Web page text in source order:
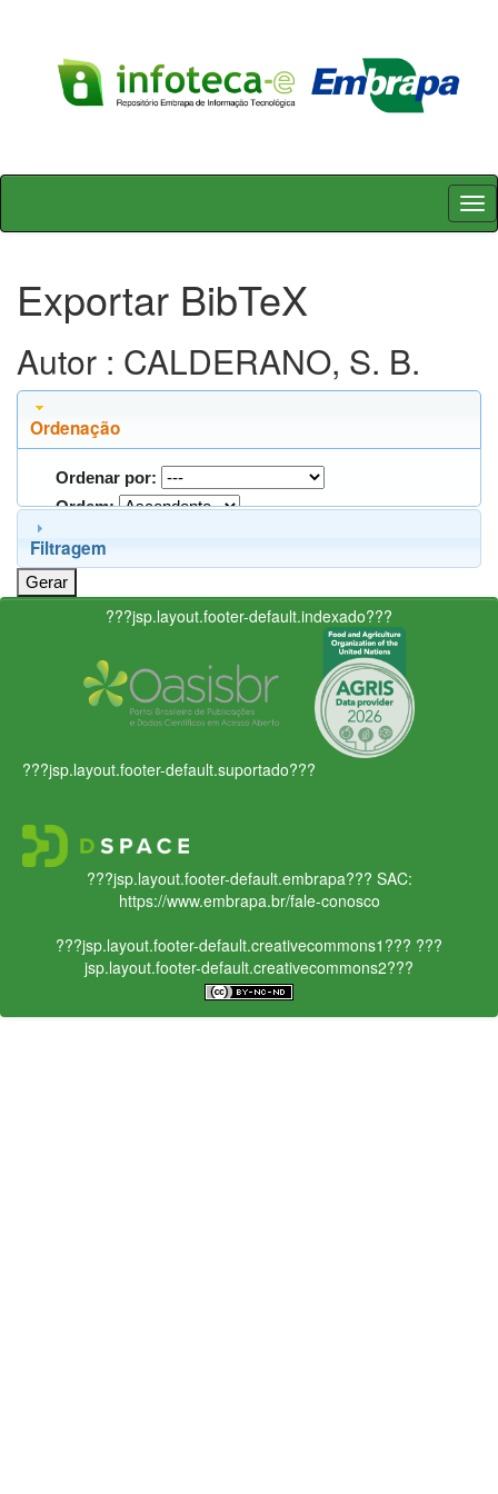
Skip
Exportar BibTeX
Autor : CALDERANO, S. B.
Ordenação
Ordenar por:
Ordem:
Filtragem
???jsp.layout.footer-default.indexado???
???jsp.layout.footer-default.suportado???
???jsp.layout.footer-default.embrapa??? SAC:
https://www.embrapa.br/fale-conosco
???jsp.layout.footer-default.creativecommons1??? ???
jsp.layout.footer-default.creativecommons2???